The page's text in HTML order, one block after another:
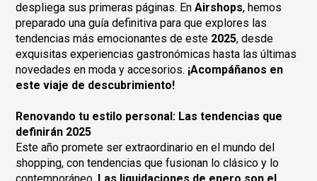
despliega sus primeras páginas. EnAirshops, hemos
preparado una guía definitiva para que explores las
tendencias más emocionantes de este 2025, desde
exquisitas experiencias gastronómicas hasta las últimas
novedades en moda y accesorios. ¡Acompáñanos en
este viaje de descubrimiento!
Renovando tu estilo personal: Las tendencias que
definirán 2025
Este año promete ser extraordinario en el mundo del
shopping, con tendencias que fusionan lo clásico y lo